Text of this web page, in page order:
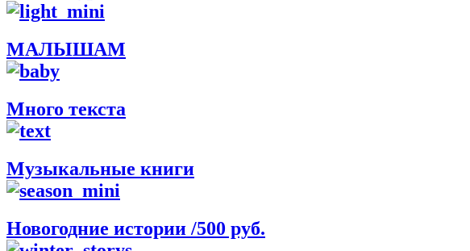
МАЛЫШАМ
Много текста
Музыкальные книги
Новогодние истории /500 руб.